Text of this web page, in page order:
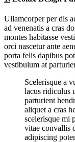
Ullamcorper per dis
ad venenatis a cras
montes habitasse
orci nascetur ante
porta felis dapibus
vestibulum at
Scelerisque a
lacus ridiculus
parturient
aliquet a cras
scelerisque mi
vitae convallis
adipiscing